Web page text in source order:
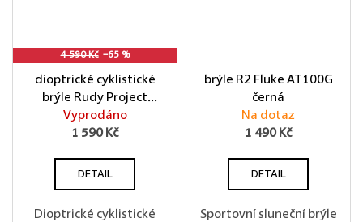
4 590 Kč –65 %
dioptrické cyklistické
brýle Rudy Project
Rydon - červená / černá
Vyprodáno
1 590 Kč
DETAIL
Dioptrické cyklistické
brýle R2 Fluke AT100G
černá
Na dotaz
1 490 Kč
DETAIL
Sportovní sluneční brýle